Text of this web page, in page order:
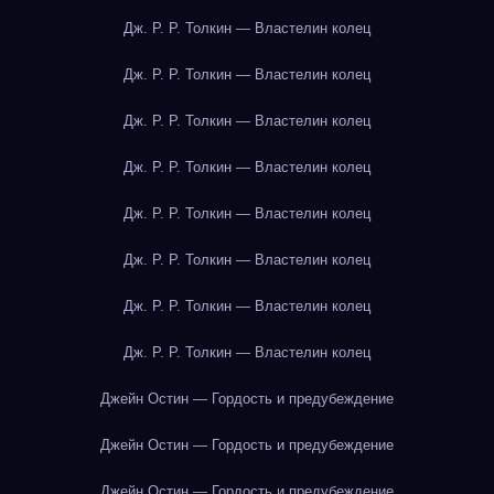
Дж. Р. Р. Толкин — Властелин колец
Дж. Р. Р. Толкин — Властелин колец
Дж. Р. Р. Толкин — Властелин колец
Дж. Р. Р. Толкин — Властелин колец
Дж. Р. Р. Толкин — Властелин колец
Дж. Р. Р. Толкин — Властелин колец
Дж. Р. Р. Толкин — Властелин колец
Дж. Р. Р. Толкин — Властелин колец
Джейн Остин — Гордость и предубеждение
Джейн Остин — Гордость и предубеждение